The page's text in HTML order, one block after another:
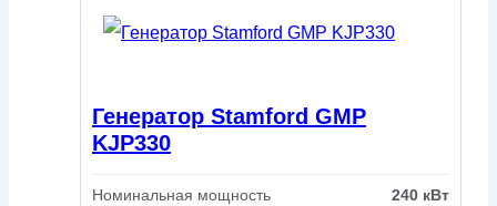
Генератор Stamford GMP
KJP330
Номинальная мощность 240 кВт